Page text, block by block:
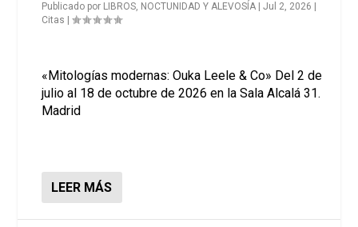
Publicado por LIBROS, NOCTUNIDAD Y ALEVOSÍA |Jul 2, 2026
Citas
|
«Mitologías modernas: Ouka Leele & Co» Del 2 de
julio al 18 de octubre de 2026 en la Sala Alcalá 31.
Madrid
LEER MÁS